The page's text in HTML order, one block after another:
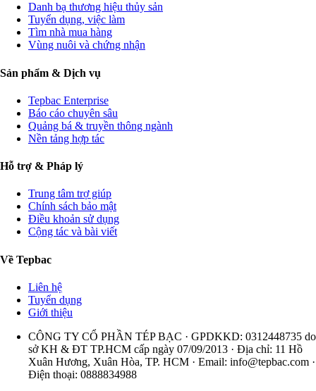
Danh bạ thương hiệu thủy sản
Tuyển dụng, việc làm
Tìm nhà mua hàng
Vùng nuôi và chứng nhận
Sản phẩm & Dịch vụ
Tepbac Enterprise
Báo cáo chuyên sâu
Quảng bá & truyền thông ngành
Nền tảng hợp tác
Hỗ trợ & Pháp lý
Trung tâm trợ giúp
Chính sách bảo mật
Điều khoản sử dụng
Cộng tác và bài viết
Về Tepbac
Liên hệ
Tuyển dụng
Giới thiệu
CÔNG TY CỔ PHẦN TÉP BẠC · GPDKKD: 0312448735 do
sở KH & ĐT TP.HCM cấp ngày 07/09/2013 · Địa chỉ: 11 Hồ
Xuân Hương, Xuân Hòa, TP. HCM · Email: info@tepbac.com ·
Điện thoại: 0888834988